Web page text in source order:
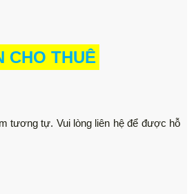
CHO THUÊ
tương tự. Vui lòng liên hệ để được hỗ